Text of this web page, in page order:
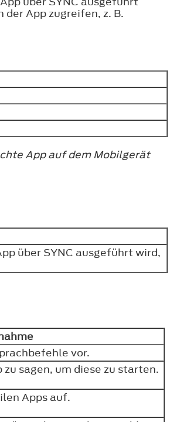
App zugreifen, z. B.
App auf dem Mobilgerät
über SYNC ausgeführt wird,
vor.
sagen, um diese zu starten.
Apps auf.